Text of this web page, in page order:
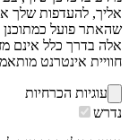
אליך, להעדפות שלך
שהאתר פועל כמתוכנן
אלה בדרך כלל אינם
חוויית אינטרנט
עוגיות הכרחיות
נדרש